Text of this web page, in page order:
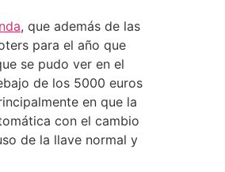
, que además de las
para el año que
se pudo ver en el
de los 5000 euros
en que la
con el cambio
de la llave normal y